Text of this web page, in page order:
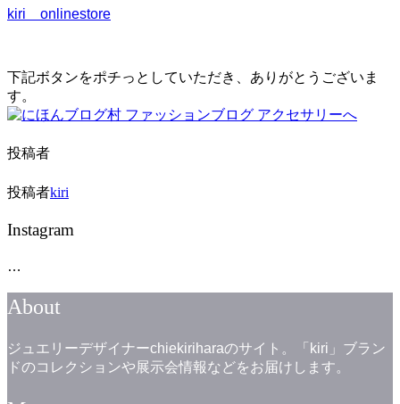
kiri onlinestore
下記ボタンをポチっとしていただき、ありがとうございま
す。
投稿者
投稿者kiri
Instagram
…
About
ジュエリーデザイナーchiekiriharaのサイト。「kiri」ブラン
ドのコレクションや展示会情報などをお届けします。